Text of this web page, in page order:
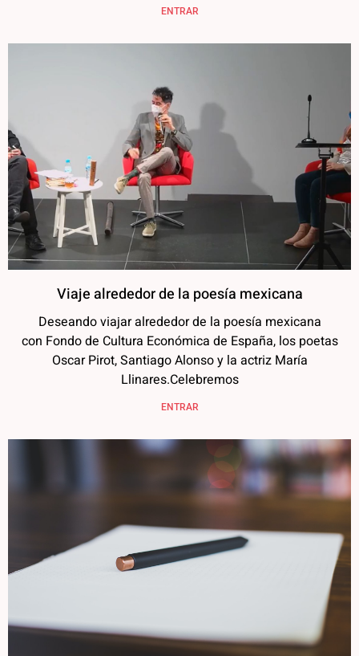
ENTRAR
Viaje alrededor de la poesía mexicana
Deseando viajar alrededor de la poesía mexicana
con Fondo de Cultura Económica de España, los poetas
Oscar Pirot, Santiago Alonso y la actriz María
Llinares.Celebremos
ENTRAR